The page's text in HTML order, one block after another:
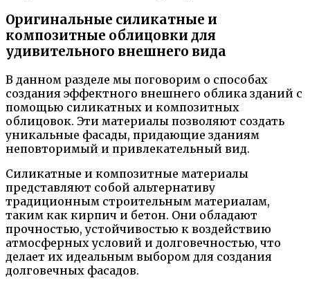
Оригинальные силикатные и
композитные облицовки для
удивительного внешнего вида
В данном разделе мы поговорим о способах
создания эффектного внешнего облика зданий с
помощью силикатных и композитных
облицовок. Эти материалы позволяют создать
уникальные фасады, придающие зданиям
неповторимый и привлекательный вид.
Силикатные и композитные материалы
представляют собой альтернативу
традиционным строительным материалам,
таким как кирпич и бетон. Они обладают
прочностью, устойчивостью к воздействию
атмосферных условий и долговечностью, что
делает их идеальным выбором для создания
долговечных фасадов.